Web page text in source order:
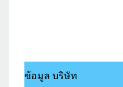
ข้อมูล บริษัท